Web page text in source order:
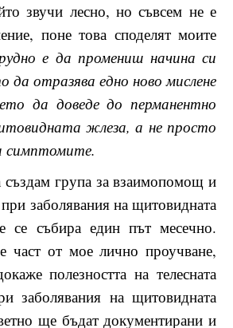
звучи лесно, но съвсем не е
поне това споделят моите
е да промениш начина си
отразява едно ново мислене
да доведе до перманентно
жлеза, а не просто
симптомите.
създам група за взаимопомощ и
заболявания на щитовидната
се събира един път месечно.
част от мое лично проучване,
полезността на телесната
заболявания на щитовидната
ще бъдат документирани и